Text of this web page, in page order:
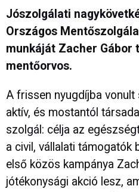
Jószolgálati
Országos
munkáját Zacher Gábor
mentőorvos.
A frissen nyugdíjba
aktív, és mostantól
szolgál: célja az
a civil, vállalati támogatók
első közös kampánya
jótékonysági akció lesz,